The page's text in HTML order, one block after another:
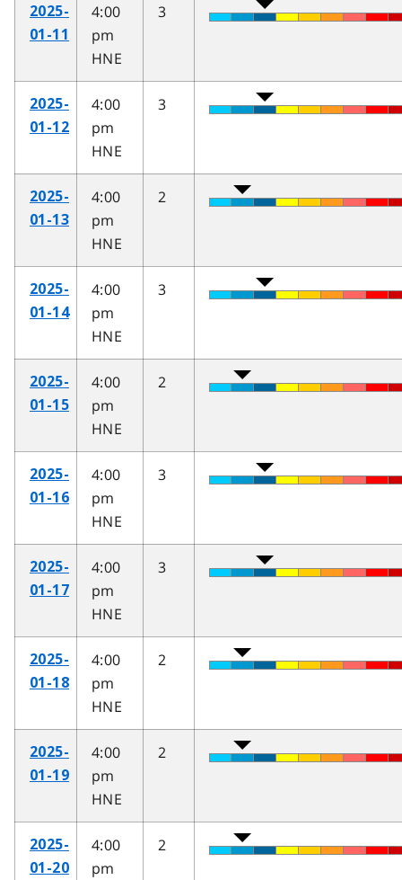
2025-
01-11
4:00
pm
HNE
3
2025-
01-12
4:00
pm
HNE
3
2025-
01-13
4:00
pm
HNE
2
2025-
01-14
4:00
pm
HNE
3
2025-
01-15
4:00
pm
HNE
2
2025-
01-16
4:00
pm
HNE
3
2025-
01-17
4:00
pm
HNE
3
2025-
01-18
4:00
pm
HNE
2
2025-
01-19
4:00
pm
HNE
2
2025-
01-20
4:00
pm
2